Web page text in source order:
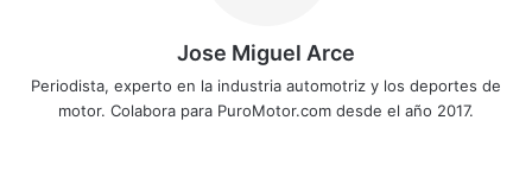
Jose Miguel Arce
Periodista, experto en la industria automotriz y los deportes de
motor. Colabora para PuroMotor.com desde el año 2017.